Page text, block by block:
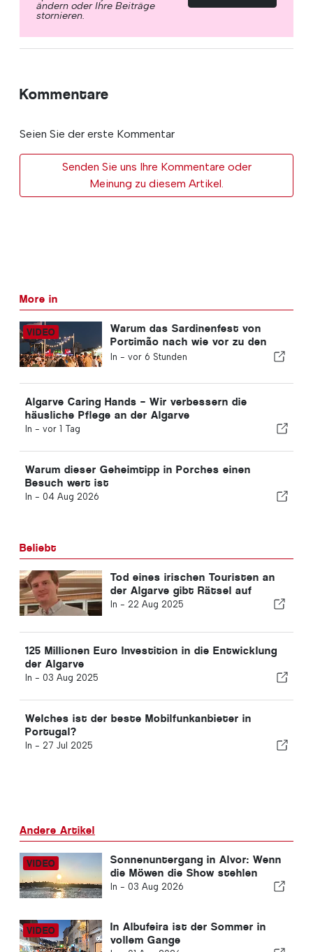
ändern oder Ihre Beiträge
stornieren.
Kommentare
Seien Sie der erste Kommentar
Senden Sie uns Ihre Kommentare oder
Meinung zu diesem Artikel.
More in
Warum das Sardinenfest von
Portimão nach wie vor zu den
beliebtesten Veranstaltungen an
In - vor 6 Stunden
Algarve Caring Hands – Wir verbessern die
häusliche Pflege an der Algarve
In - vor 1 Tag
Warum dieser Geheimtipp in Porches einen
Besuch wert ist
In - 04 Aug 2026
Beliebt
Tod eines irischen Touristen an
der Algarve gibt Rätsel auf
In - 22 Aug 2025
125 Millionen Euro Investition in die Entwicklung
der Algarve
In - 03 Aug 2025
Welches ist der beste Mobilfunkanbieter in
Portugal?
In - 27 Jul 2025
Andere Artikel
Sonnenuntergang in Alvor: Wenn
die Möwen die Show stehlen
In - 03 Aug 2026
In Albufeira ist der Sommer in
vollem Gange